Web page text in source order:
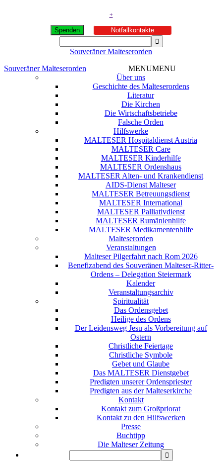
+
Spenden Notfallkontakte
Souveräner Malteserorden
Souveräner Malteserorden
MENUMENU
Über uns
Geschichte des Malteserordens
Literatur
Die Kirchen
Die Wirtschaftsbetriebe
Falsche Orden
Hilfswerke
MALTESER Hospitaldienst Austria
MALTESER Care
MALTESER Kinderhilfe
MALTESER Ordenshaus
MALTESER Alten- und Krankendienst
AIDS-Dienst Malteser
MALTESER Betreuungsdienst
MALTESER International
MALTESER Palliativdienst
MALTESER Rumänienhilfe
MALTESER Medikamentenhilfe
Malteserorden
Veranstaltungen
Malteser Pilgerfahrt nach Rom 2026
Benefizabend des Souveränen Malteser-Ritter-
Ordens – Delegation Steiermark
Kalender
Veranstaltungsarchiv
Spiritualität
Das Ordensgebet
Heilige des Ordens
Der Leidensweg Jesu als Vorbereitung auf
Ostern
Christliche Feiertage
Christliche Symbole
Gebet und Glaube
Das MALTESER Dienstgebet
Predigten unserer Ordenspriester
Predigten aus der Malteserkirche
Kontakt
Kontakt zum Großpriorat
Kontakt zu den Hilfswerken
Presse
Buchtipp
Die Malteser Zeitung